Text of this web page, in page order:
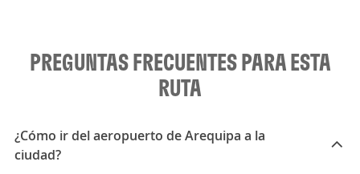
PREGUNTAS FRECUENTES PARA ESTA
RUTA
¿Cómo ir del aeropuerto de Arequipa a la
ciudad?